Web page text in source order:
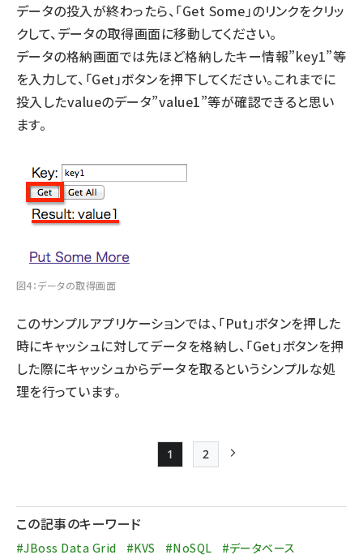
データの投入が終わったら、「Get Some」のリンクをクリッ
クして、データの取得画面に移動してください。
データの格納画面では先ほど格納したキー情報”key1”等
を入力して、「Get」ボタンを押下してください。これまでに
投入したvalueのデータ”value1”等が確認できると思い
ます。
図4：データの取得画面
このサンプルアプリケーションでは、「Put」ボタンを押した
時にキャッシュに対してデータを格納し、「Get」ボタンを押
した際にキャッシュからデータを取るというシンプルな処
理を行っています。
送
Page
1
Page
2
この記事のキーワード
#JBoss Data Grid #KVS #NoSQL #データベース